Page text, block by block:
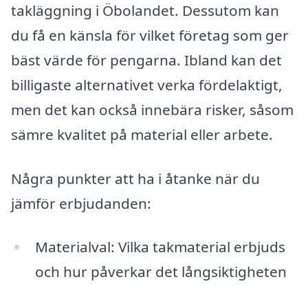
takläggning i Öbolandet. Dessutom kan
du få en känsla för vilket företag som ger
bäst värde för pengarna. Ibland kan det
billigaste alternativet verka fördelaktigt,
men det kan också innebära risker, såsom
sämre kvalitet på material eller arbete.
Några punkter att ha i åtanke när du
jämför erbjudanden:
Materialval: Vilka takmaterial erbjuds
och hur påverkar det långsiktigheten